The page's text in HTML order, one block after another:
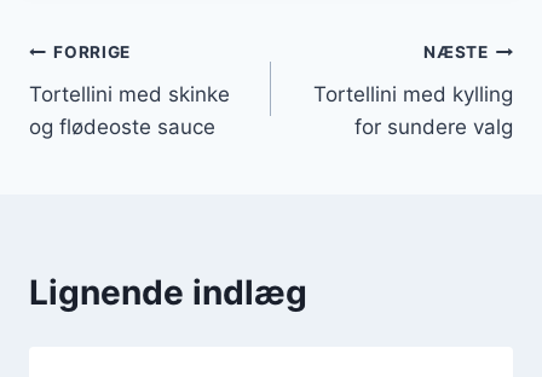
Indlægsnavigation
FORRIGE
Tortellini med skinke
og flødeoste sauce
NÆSTE
Tortellini med kylling
for sundere valg
Lignende indlæg